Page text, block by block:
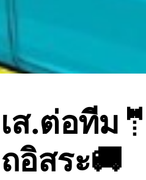
เส.ต่อทีม
ถอิสระ🚚